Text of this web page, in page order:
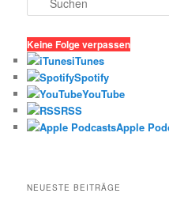
u
h
e
n
Keine Folge verpassen
iTunes
Spotify
YouTube
RSS
Apple
NEUESTE BEITRÄGE